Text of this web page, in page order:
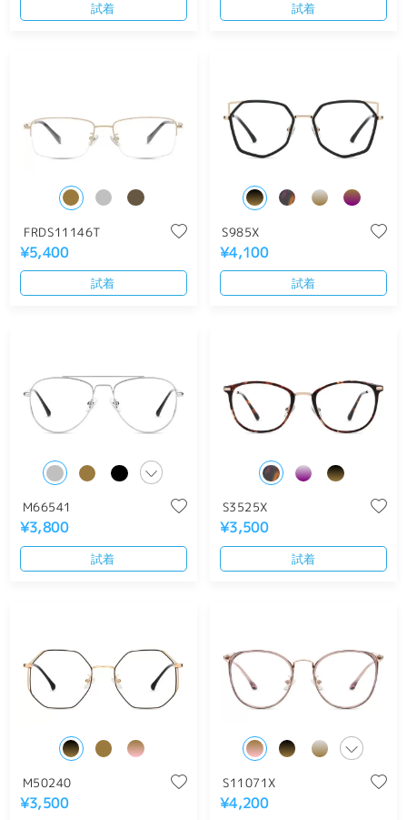
試着 試着
FRDS11146T
¥5,400
試着
S985X
¥4,100
試着
M66541
¥3,800
試着
S3525X
¥3,500
試着
M50240
¥3,500
S11071X
¥4,200